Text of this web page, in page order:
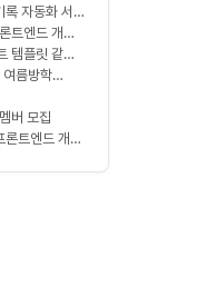
자동화 서비
트엔드 개발
템플릿 같이
름방학
버 모집
트엔드 개발